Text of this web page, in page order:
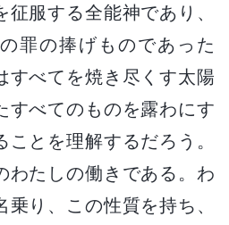
服する全能神であり、
罪の捧げものであった
すべてを焼き尽くす太陽
すべてのものを露わにす
とを理解するだろう。
わたしの働きである。わ
り、この性質を持ち、